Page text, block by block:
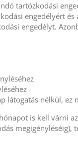
tartózkodási
engedélyért
engedélyt.
látogatás nélkül, ez
is kell várni
megigényléséig),